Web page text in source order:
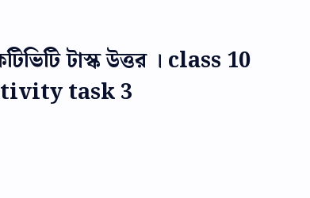
টাস্ক উত্তর । class 10
task 3